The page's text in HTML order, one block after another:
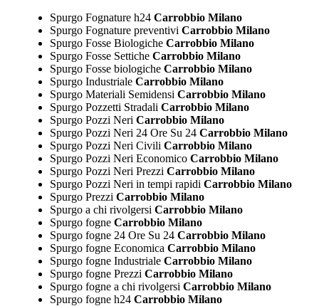
Spurgo Fognature h24Carrobbio Milano
Spurgo Fognature preventivi Carrobbio Milano
Spurgo Fosse BiologicheCarrobbio Milano
Spurgo Fosse SetticheCarrobbio Milano
Spurgo Fosse biologicheCarrobbio Milano
Spurgo IndustrialeCarrobbio Milano
Spurgo Materiali Semidensi Carrobbio Milano
Spurgo Pozzetti Stradali Carrobbio Milano
Spurgo Pozzi Neri Carrobbio Milano
Spurgo Pozzi Neri 24 Ore Su 24Carrobbio Milano
Spurgo Pozzi Neri Civili Carrobbio Milano
Spurgo Pozzi Neri EconomicoCarrobbio Milano
Spurgo Pozzi Neri Prezzi Carrobbio Milano
Spurgo Pozzi Neri in tempi rapidi Carrobbio Milano
Spurgo Prezzi Carrobbio Milano
Spurgo a chi rivolgersi Carrobbio Milano
Spurgo fogneCarrobbio Milano
Spurgo fogne 24 Ore Su 24Carrobbio Milano
Spurgo fogne Economica Carrobbio Milano
Spurgo fogne IndustrialeCarrobbio Milano
Spurgo fogne Prezzi Carrobbio Milano
Spurgo fogne a chi rivolgersi Carrobbio Milano
Spurgo fogne h24Carrobbio Milano